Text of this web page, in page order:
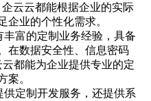
云云都能根据企业的实际
企业的个性化需求。
富的定制业务经验，具备
在数据安全性、信息密码
都能为企业提供专业的定
案。
定制开发服务，还提供系